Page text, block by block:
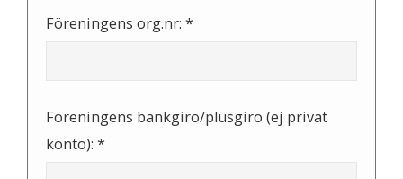
Föreningens org.nr: *
Föreningens bankgiro/plusgiro (ej privat
konto): *